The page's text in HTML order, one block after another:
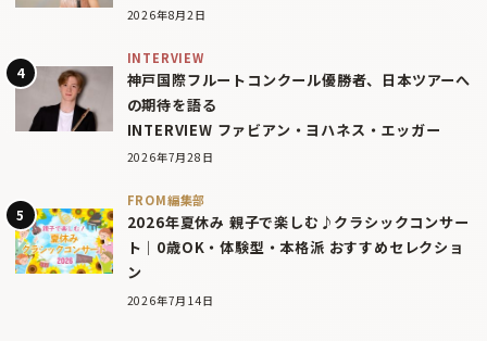
2026年8月2日
INTERVIEW
神戸国際フルートコンクール優勝者、日本ツアーへ
の期待を語る
INTERVIEW ファビアン・ヨハネス・エッガー
2026年7月28日
FROM編集部
2026年夏休み 親子で楽しむ♪クラシックコンサー
ト｜0歳OK・体験型・本格派 おすすめセレクショ
ン
2026年7月14日